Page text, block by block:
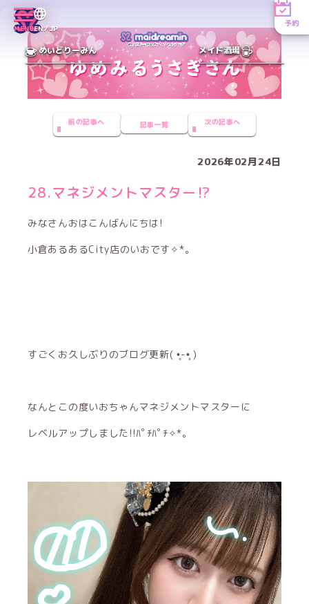
MENUEN／JP
予約
めいどりーみん メイド酒場
前の記事へ 記事一覧 次の記事へ
2026年02月24日
28.マネジメントマスター⁉️
みなさんおはこんばんにちは!
小倉あるあるCity店のいおです✧*｡
すごくお久しぶりのブログ更新( •̥-•̥ )
なんとこの度いおちゃんマネジメントマスターに
レベルアップしました!!ﾊﾟﾁﾊﾟﾁ✧*｡